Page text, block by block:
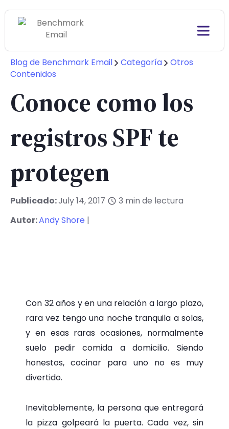
Blog de Benchmark Email Categoría
Otros
Contenidos
Conoce como los
registros SPF te
protegen
Publicado:July 14, 2017 3 min de lectura
Autor:Andy Shore |
Con 32 años y en una relación a largo plazo,
rara vez tengo una noche tranquila a solas,
y en esas raras ocasiones, normalmente
suelo pedir comida a domicilio. Siendo
honestos, cocinar para uno no es muy
divertido.
Inevitablemente, la persona que entregará
la pizza golpeará la puerta. Cada vez, sin